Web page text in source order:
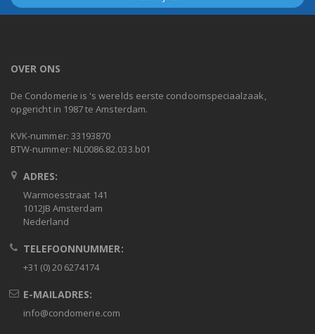
OVER ONS
De Condomerie is 's werelds eerste condoomspeciaalzaak,
opgericht in 1987 te Amsterdam.
KVK-nummer: 33193870
BTW-nummer: NL0086.82.033.b01
ADRES:
Warmoesstraat 141
1012JB Amsterdam
Nederland
TELEFOONNUMMER:
+31 (0) 20 6274174
E-MAILADRES:
info@condomerie.com